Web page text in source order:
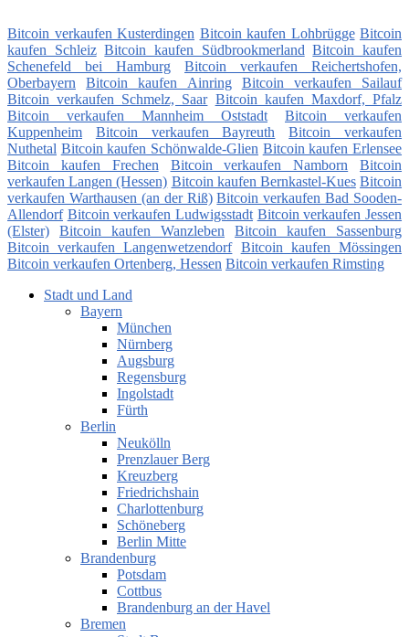
Bitcoin verkaufen Kusterdingen Bitcoin kaufen Lohbrügge Bitcoin
kaufen Schleiz Bitcoin kaufen Südbrookmerland Bitcoin kaufen
Schenefeld bei Hamburg
Bitcoin verkaufen Reichertshofen,
Oberbayern
Bitcoin kaufen Ainring
Bitcoin verkaufen Sailauf
Bitcoin verkaufen Schmelz, Saar Bitcoin kaufen Maxdorf, Pfalz
Bitcoin verkaufen Mannheim Oststadt
Bitcoin verkaufen
Kuppenheim
Bitcoin verkaufen Bayreuth
Bitcoin verkaufen
Nuthetal Bitcoin kaufen Schönwalde-Glien Bitcoin kaufen Erlensee
Bitcoin kaufen Frechen
Bitcoin verkaufen Namborn
Bitcoin
verkaufen Langen (Hessen) Bitcoin kaufen Bernkastel-Kues Bitcoin
verkaufen Warthausen (an der Riß) Bitcoin verkaufen Bad Sooden-
Allendorf Bitcoin verkaufen Ludwigsstadt Bitcoin verkaufen Jessen
(Elster)
Bitcoin kaufen Wanzleben
Bitcoin kaufen Sassenburg
Bitcoin verkaufen Langenwetzendorf Bitcoin kaufen Mössingen
Bitcoin verkaufen Ortenberg, Hessen Bitcoin verkaufen Rimsting
Stadt und Land
Bayern
München
Nürnberg
Augsburg
Regensburg
Ingolstadt
Fürth
Berlin
Neukölln
Prenzlauer Berg
Kreuzberg
Friedrichshain
Charlottenburg
Schöneberg
Berlin Mitte
Brandenburg
Potsdam
Cottbus
Brandenburg an der Havel
Bremen